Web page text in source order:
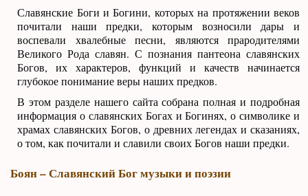
Славянские Боги и Богини, которых на протяжении веков
почитали наши предки, которым возносили дары и
воспевали хвалебные песни, являются прародителями
Великого Рода славян. С познания пантеона славянских
Богов, их характеров, функций и качеств начинается
глубокое понимание веры наших предков.
В этом разделе нашего сайта собрана полная и подробная
информация о славянских Богах и Богинях, о символике и
храмах славянских Богов, о древних легендах и сказаниях,
о том, как почитали и славили своих Богов наши предки.
Боян – Славянский Бог музыки и поэзии